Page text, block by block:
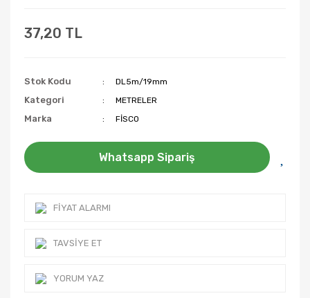
37,20 TL
Stok Kodu DL5m/19mm
Kategori METRELER
Marka FİSCO
Whatsapp Sipariş
FIYAT ALARMI
TAVSIYE ET
YORUM YAZ